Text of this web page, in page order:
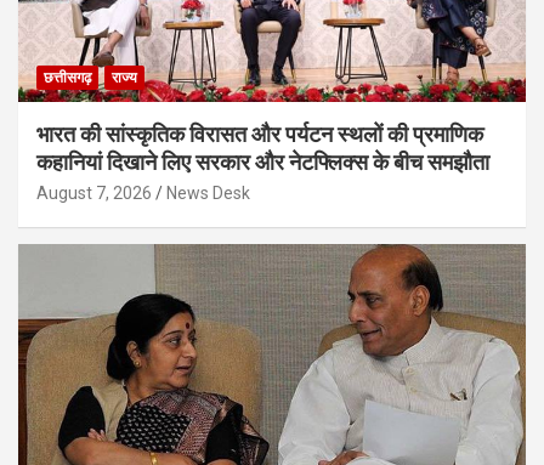
छत्तीसगढ़ राज्य
भारत की सांस्कृतिक विरासत और पर्यटन स्थलों की प्रमाणिक
कहानियां दिखाने लिए सरकार और नेटफ्लिक्स के बीच समझौता
August 7, 2026 News Desk